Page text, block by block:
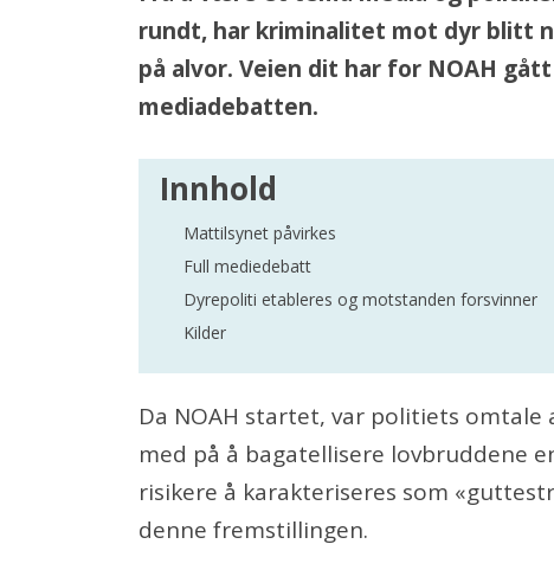
rundt, har kriminalitet mot dyr blitt
på alvor. Veien dit har for NOAH
mediadebatten.
Innhold
Mattilsynet påvirkes
Full mediedebatt
Dyrepoliti etableres og motstanden forsvinner
Kilder
Da NOAH startet, var politiets
med på å bagatellisere lovbruddene
risikere å karakteriseres som
denne fremstillingen.